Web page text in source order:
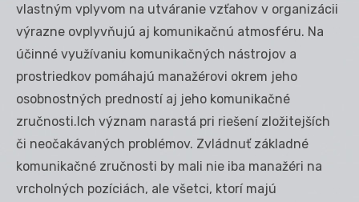
vlastným vplyvom na utváranie vzťahov v organizácii
výrazne ovplyvňujú aj komunikačnú atmosféru. Na
účinné využívaniu komunikačných nástrojov a
prostriedkov pomáhajú manažérovi okrem jeho
osobnostných predností aj jeho komunikačné
zručnosti.Ich význam narastá pri riešení zložitejších
či neočakávaných problémov. Zvládnuť základné
komunikačné zručnosti by mali nie iba manažéri na
vrcholných pozíciách, ale všetci, ktorí majú